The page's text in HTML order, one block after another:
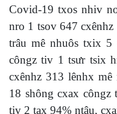
Covid-19 txos nhiv
nro 1 tsov 647
trâu mê nhuôs txix 5
côngz tiv 1 tsưr tsix
cxênhz 313 lênhx
18 shông cxax
tiv 2 tax 94% ntâu,